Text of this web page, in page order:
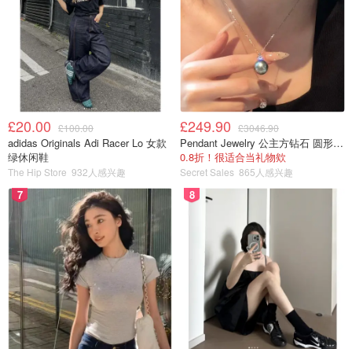
2024年观星指南 - 流星雨、日食、超
级月亮时间表，记下来一起去看星星
吧！
Miability 4542
£20.00 £100.00
adidas Originals Adi Racer Lo 女款
绿休闲鞋
The Hip Store 932人感兴趣
£249.90 £3046.90
Pendant Jewelry 公主方钻石 圆形大溪地珍珠吊坠 11-12mm
0.8折！很适合当礼物欸
Secret Sales 865人感兴趣
7 8